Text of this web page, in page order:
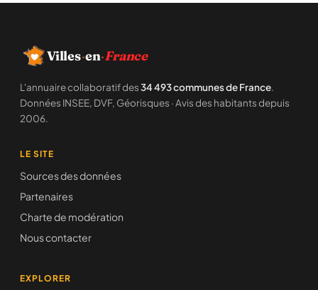
Villes·en·France
L'annuaire collaboratif des34 493 communes de France.
Données INSEE, DVF, Géorisques · Avis des habitants depuis
2006.
LE SITE
Sources des données
Partenaires
Charte de modération
Nous contacter
EXPLORER